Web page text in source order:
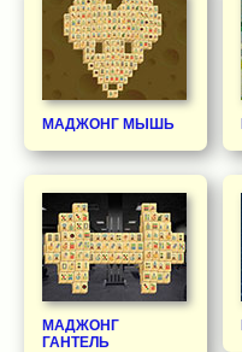
МАДЖОНГ МЫШЬ
МАДЖОНГ
ГАНТЕЛЬ